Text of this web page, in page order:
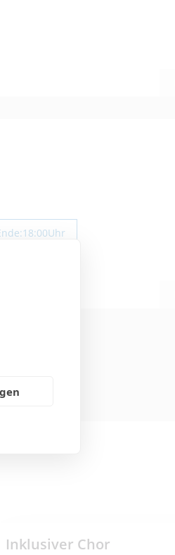
18:00Uhr
Inklusiver Chor